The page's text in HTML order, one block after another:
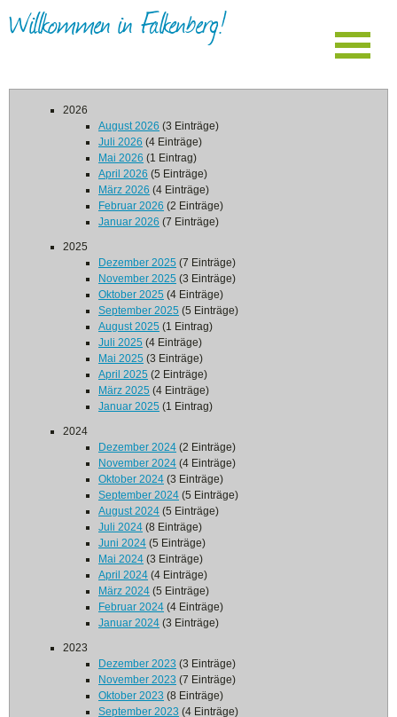
Willkommen in Falkenberg!
2026
August 2026 (3 Einträge)
Juli 2026 (4 Einträge)
Mai 2026 (1 Eintrag)
April 2026 (5 Einträge)
März 2026 (4 Einträge)
Februar 2026 (2 Einträge)
Januar 2026 (7 Einträge)
2025
Dezember 2025 (7 Einträge)
November 2025 (3 Einträge)
Oktober 2025 (4 Einträge)
September 2025 (5 Einträge)
August 2025 (1 Eintrag)
Juli 2025 (4 Einträge)
Mai 2025 (3 Einträge)
April 2025 (2 Einträge)
März 2025 (4 Einträge)
Januar 2025 (1 Eintrag)
2024
Dezember 2024 (2 Einträge)
November 2024 (4 Einträge)
Oktober 2024 (3 Einträge)
September 2024 (5 Einträge)
August 2024 (5 Einträge)
Juli 2024 (8 Einträge)
Juni 2024 (5 Einträge)
Mai 2024 (3 Einträge)
April 2024 (4 Einträge)
März 2024 (5 Einträge)
Februar 2024 (4 Einträge)
Januar 2024 (3 Einträge)
2023
Dezember 2023 (3 Einträge)
November 2023 (7 Einträge)
Oktober 2023 (8 Einträge)
September 2023 (4 Einträge)